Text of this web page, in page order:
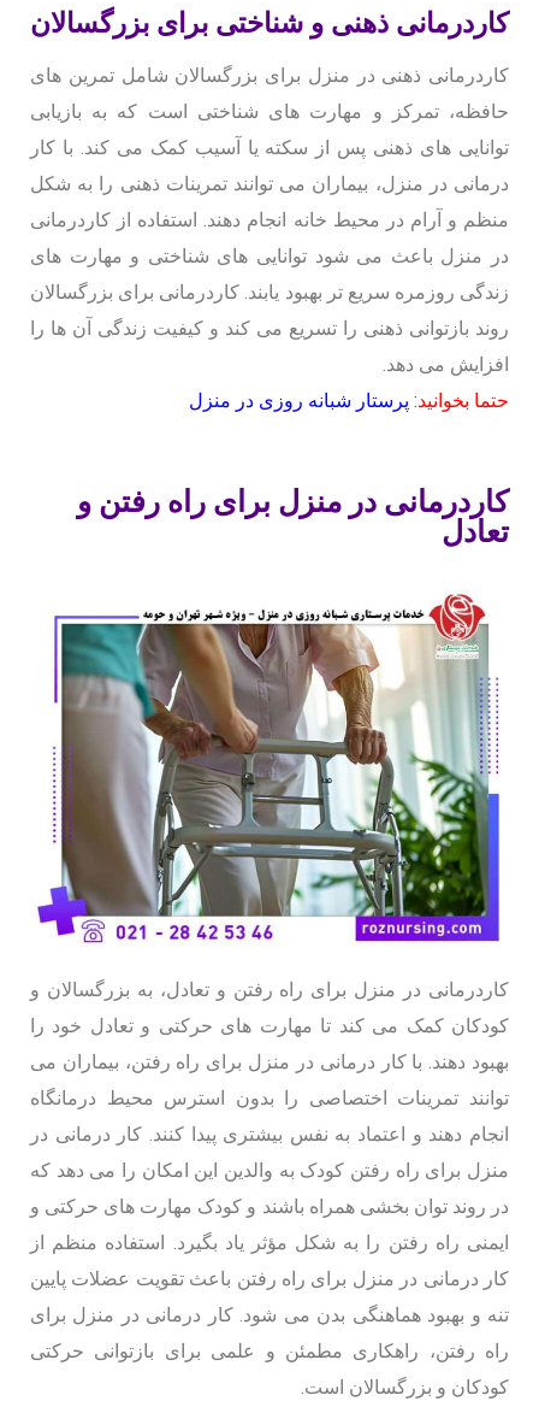
کاردرمانی ذهنی و شناختی برای بزرگسالان
کاردرمانی ذهنی در منزل برای بزرگسالان شامل تمرین های
حافظه، تمرکز و مهارت های شناختی است که به بازیابی
توانایی های ذهنی پس از سکته یا آسیب کمک می کند. با کار
درمانی در منزل، بیماران می توانند تمرینات ذهنی را به شکل
منظم و آرام در محیط خانه انجام دهند. استفاده از کاردرمانی
در منزل باعث می شود توانایی های شناختی و مهارت های
زندگی روزمره سریع تر بهبود یابند. کاردرمانی برای بزرگسالان
روند بازتوانی ذهنی را تسریع می کند و کیفیت زندگی آن ها را
افزایش می دهد.
حتما بخوانید: پرستار شبانه روزی در منزل
کاردرمانی در منزل برای راه رفتن و
تعادل
کاردرمانی در منزل برای راه رفتن و تعادل، به بزرگسالان و
کودکان کمک می کند تا مهارت های حرکتی و تعادل خود را
بهبود دهند. با کار درمانی در منزل برای راه رفتن، بیماران می
توانند تمرینات اختصاصی را بدون استرس محیط درمانگاه
انجام دهند و اعتماد به نفس بیشتری پیدا کنند. کار درمانی در
منزل برای راه رفتن کودک به والدین این امکان را می دهد که
در روند توان بخشی همراه باشند و کودک مهارت های حرکتی و
ایمنی راه رفتن را به شکل مؤثر یاد بگیرد. استفاده منظم از
کار درمانی در منزل برای راه رفتن باعث تقویت عضلات پایین
تنه و بهبود هماهنگی بدن می شود. کار درمانی در منزل برای
راه رفتن، راهکاری مطمئن و علمی برای بازتوانی حرکتی
کودکان و بزرگسالان است.